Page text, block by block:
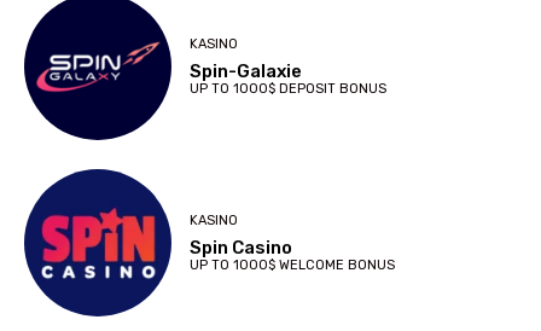
KASINO
Spin-Galaxie
UP TO 1000$ DEPOSIT BONUS
KASINO
Spin Casino
UP TO 1000$ WELCOME BONUS